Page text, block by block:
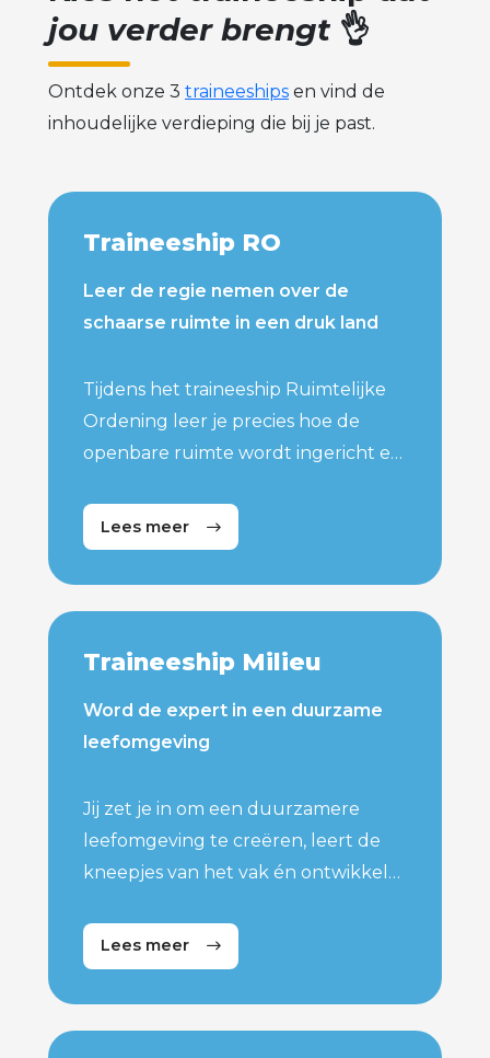
jou verder brengt 👌
Ontdek onze 3 traineeships en vind de
inhoudelijke verdieping die bij je past.
Traineeship RO
Leer de regie nemen over de
schaarse ruimte in een druk land
Tijdens het traineeship Ruimtelijke
Ordening leer je precies hoe de
openbare ruimte wordt ingericht en
uitdagingen zoals de woningnood,
duurzaam bouwen, mobiliteit en
infrastructuur en hoe je bijdraagt
aan een leefbare omgeving.
Lees meer
Traineeship Milieu
Word de expert in een duurzame
leefomgeving
Jij zet je in om een duurzamere
leefomgeving te creëren, leert de
kneepjes van het vak én ontwikkelt
milieu. Als Trainee Milieu bij Lybrae
Consultants kun je kiezen voor een
toekomst als vergunningverlener of
toezichthouder milieu en/of energie.
Lees meer